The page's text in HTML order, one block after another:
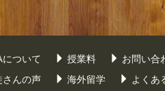
について 授業料 お問い合
さんの声
海外留学 よくあ